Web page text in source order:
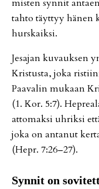
mis­ten syn­nit
tah­to täyt­tyy hä­nen
hurs­kaik­si.
Je­sa­jan ku­vauk­sen
Kris­tus­ta, joka
Paa­va­lin mu­kaan
(1. Kor. 5:7).
at­to­mak­si uh­rik­si
joka on an­ta­nut
(Hepr. 7:26–27).
Syn­nit on